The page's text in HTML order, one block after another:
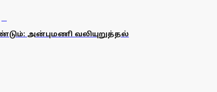
அன்புமணி வலியுறுத்தல்